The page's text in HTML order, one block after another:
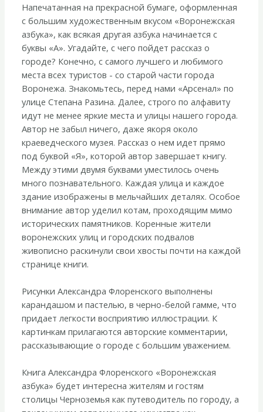
Напечатанная на прекрасной бумаге, оформленная
с большим художественным вкусом «Воронежская
азбука», как всякая другая азбука начинается с
буквы «А». Угадайте, с чего пойдет рассказ о
городе? Конечно, с самого лучшего и любимого
места всех туристов - со старой части города
Воронежа. Знакомьтесь, перед нами «Арсенал» по
улице Степана Разина. Далее, строго по алфавиту
идут не менее яркие места и улицы нашего города.
Автор не забыл ничего, даже якоря около
краеведческого музея. Рассказ о нем идет прямо
под буквой «Я», которой автор завершает книгу.
Между этими двумя буквами уместилось очень
много познавательного. Каждая улица и каждое
здание изображены в мельчайших деталях. Особое
внимание автор уделил котам, проходящим мимо
исторических памятников. Коренные жители
воронежских улиц и городских подвалов
живописно раскинули свои хвосты почти на каждой
странице книги.
Рисунки Александра Флоренского выполнены
карандашом и пастелью, в черно-белой гамме, что
придает легкости восприятию иллюстрации. К
картинкам прилагаются авторские комментарии,
рассказывающие о городе с большим уважением.
Книга Александра Флоренского «Воронежская
азбука» будет интересна жителям и гостям
столицы Черноземья как путеводитель по городу, а